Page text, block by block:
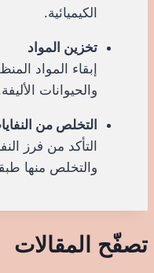
الكيميائية.
تخزين المواد
إبقاء المواد
والحيوانات
التخلص من
التأكد من فرز
والتخلص منها
تصفّح المقالات